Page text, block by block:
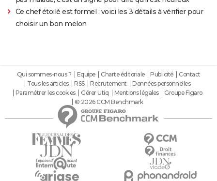
Ce chef étoilé est formel : voici les 3 détails à vérifier pour
choisir un bon melon
Qui sommes-nous ? Equipe Charte éditoriale Publicité
Contact
Tous les articles
RSS Recrutement
Données personnelles
Paramétrer les cookies
Gérer Utiq Mentions légales
Groupe Figaro
© 2026 CCM Benchmark